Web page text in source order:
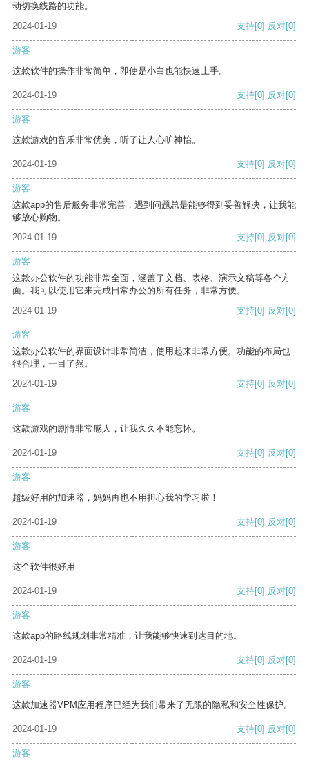
动切换线路的功能。
2024-01-19
支持[0] 反对[0]
游客
这款软件的操作非常简单，即使是小白也能快速上手。
2024-01-19 支持[0] 反对[0]
游客
这款游戏的音乐非常优美，听了让人心旷神怡。
2024-01-19 支持[0] 反对[0]
游客
这款app的售后服务非常完善，遇到问题总是能够得到妥善解决，让我能
够放心购物。
2024-01-19
支持[0] 反对[0]
游客
这款办公软件的功能非常全面，涵盖了文档、表格、演示文稿等各个方
面。我可以使用它来完成日常办公的所有任务，非常方便。
2024-01-19
支持[0] 反对[0]
游客
这款办公软件的界面设计非常简洁，使用起来非常方便。功能的布局也
很合理，一目了然。
2024-01-19
支持[0] 反对[0]
游客
这款游戏的剧情非常感人，让我久久不能忘怀。
2024-01-19 支持[0] 反对[0]
游客
超级好用的加速器，妈妈再也不用担心我的学习啦！
2024-01-19 支持[0] 反对[0]
游客
这个软件很好用
2024-01-19 支持[0] 反对[0]
游客
这款app的路线规划非常精准，让我能够快速到达目的地。
2024-01-19 支持[0] 反对[0]
游客
这款加速器VPM应用程序已经为我们带来了无限的隐私和安全性保护。
2024-01-19 支持[0] 反对[0]
游客